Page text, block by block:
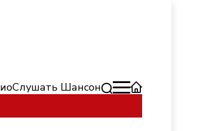
Слушать Шансон